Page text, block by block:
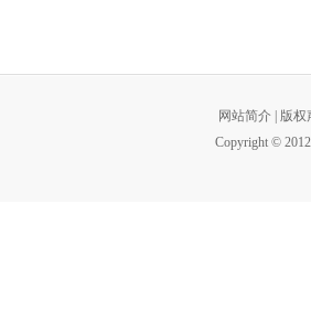
网站简介
版权
Copyright ©